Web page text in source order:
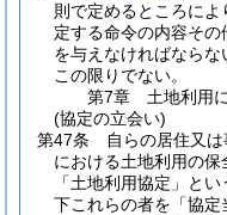
則で定めるところに
定する命令の内容そ
を与えなければならな
この限りでない。
第7章
土地利用
(協定の立会い)
第47条
自らの居住又
における土地利用の
「土地利用協定」とい
下これらの者を「協定